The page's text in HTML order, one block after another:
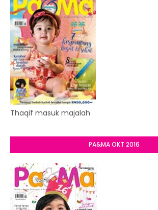
Thaqif masuk majalah
PA&MA OKT 2016